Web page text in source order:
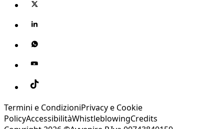
Termini e CondizioniPrivacy e Cookie
PolicyAccessibilitàWhistleblowingCredits